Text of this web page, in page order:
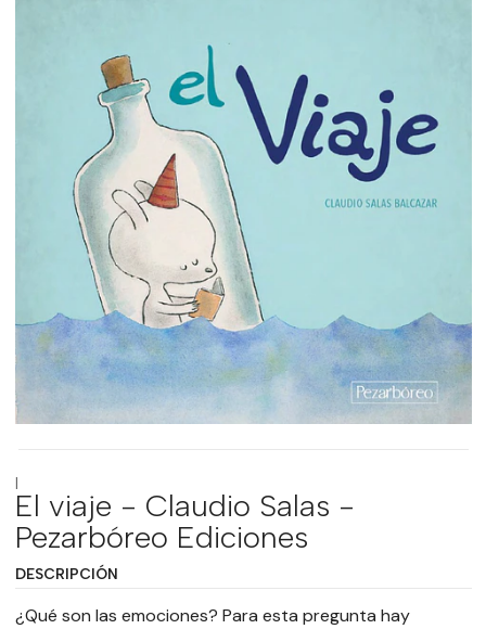
|
El viaje - Claudio Salas -
Pezarbóreo Ediciones
DESCRIPCIÓN
¿Qué son las emociones? Para esta pregunta hay